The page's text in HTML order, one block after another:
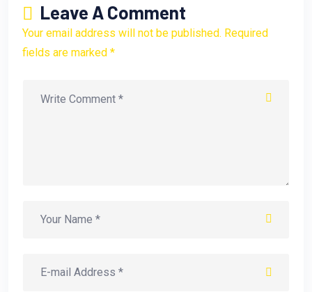
Leave A Comment
Your email address will not be published. Required
fields are marked *